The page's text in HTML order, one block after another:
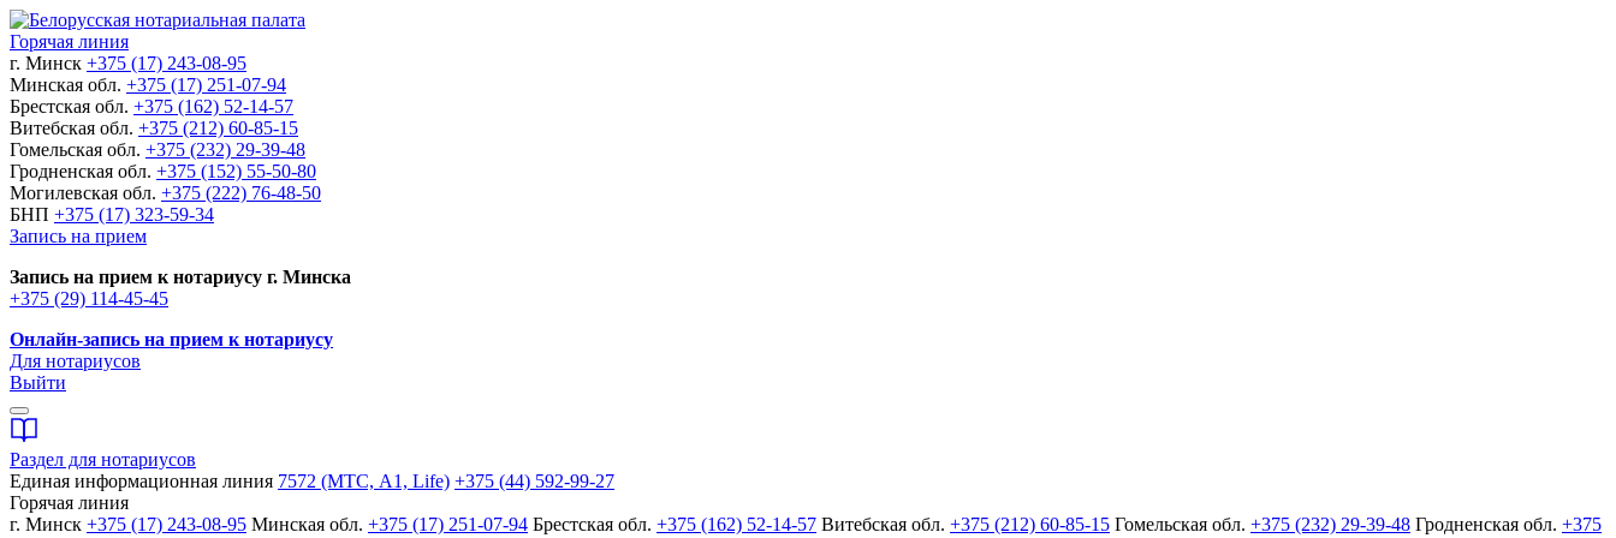
Горячая линия
г. Минск +375 (17) 243-08-95
Минская обл. +375 (17) 251-07-94
Брестская обл. +375 (162) 52-14-57
Витебская обл. +375 (212) 60-85-15
Гомельская обл. +375 (232) 29-39-48
Гродненская обл. +375 (152) 55-50-80
Могилевская обл. +375 (222) 76-48-50
БНП +375 (17) 323-59-34
Запись на прием
Запись на прием к нотариусу г. Минска
+375 (29) 114-45-45
Онлайн-запись на прием к нотариусу
Для нотариусов
Выйти
Раздел для нотариусов
Единая информационная линия 7572 (МТС, A1, Life) +375 (44) 592-99-27
Горячая линия
г. Минск +375 (17) 243-08-95 Минская обл. +375 (17) 251-07-94 Брестская обл. +375 (162) 52-14-57 Витебская обл. +375 (212) 60-85-15 Гомельская обл. +375 (232) 29-39-48 Гродненская обл. +375